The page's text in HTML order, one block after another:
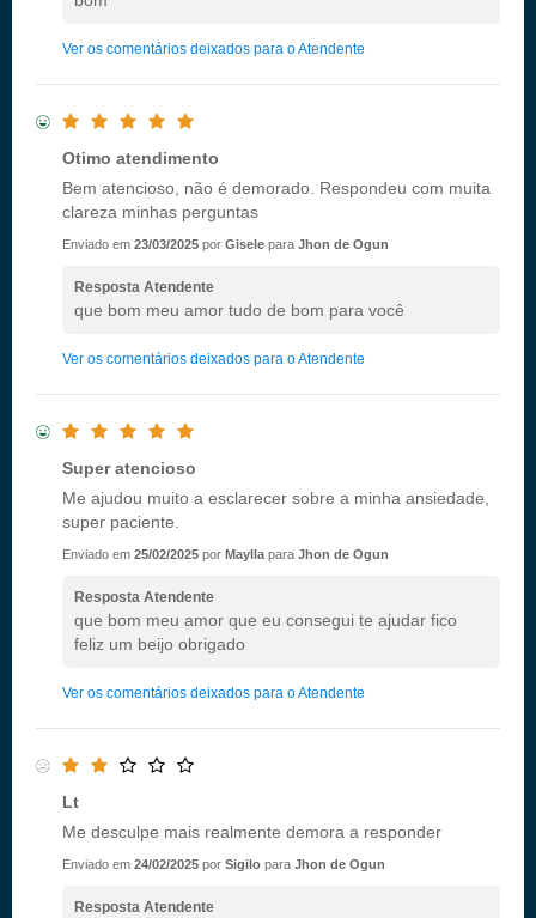
Ver os comentários deixados para o Atendente
Otimo atendimento
Bem atencioso, não é demorado. Respondeu com muita
clareza minhas perguntas
Enviado em 23/03/2025 por Gisele para Jhon de Ogun
Resposta Atendente
que bom meu amor tudo de bom para você
Ver os comentários deixados para o Atendente
Super atencioso
Me ajudou muito a esclarecer sobre a minha ansiedade,
super paciente.
Enviado em 25/02/2025 por Maylla para Jhon de Ogun
Resposta Atendente
que bom meu amor que eu consegui te ajudar fico
feliz um beijo obrigado
Ver os comentários deixados para o Atendente
Lt
Me desculpe mais realmente demora a responder
Enviado em 24/02/2025 por Sigilo para Jhon de Ogun
Resposta Atendente